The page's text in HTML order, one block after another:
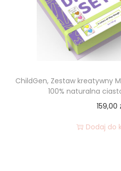
ChildGen, Zestaw kreatywny
100% naturalna
159,00
Dodaj do